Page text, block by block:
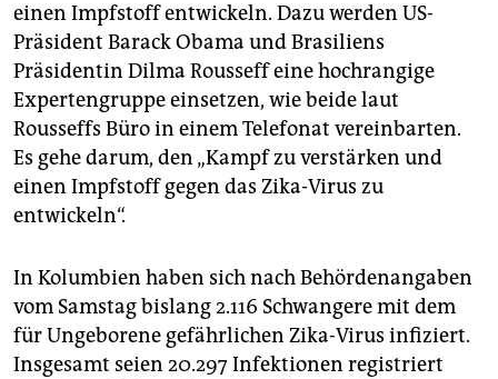
genossenschaft
epaper login
einen Impfstoff entwickeln. Dazu werden US-
Präsident Barack Obama und Brasiliens
Präsidentin Dilma Rousseff eine hochrangige
Expertengruppe einsetzen, wie beide laut
Rousseffs Büro in einem Telefonat vereinbarten.
Es gehe darum, den „Kampf zu verstärken und
einen Impfstoff gegen das Zika-Virus zu
entwickeln“.
In Kolumbien haben sich nach Behördenangaben
vom Samstag bislang 2.116 Schwangere mit dem
für Ungeborene gefährlichen Zika-Virus infiziert.
Insgesamt seien 20.297 Infektionen registriert